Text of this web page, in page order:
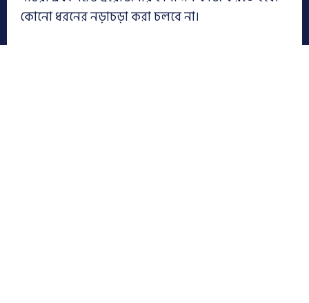
কোনো ধরনের নড়াচড়া করা চলবে না।